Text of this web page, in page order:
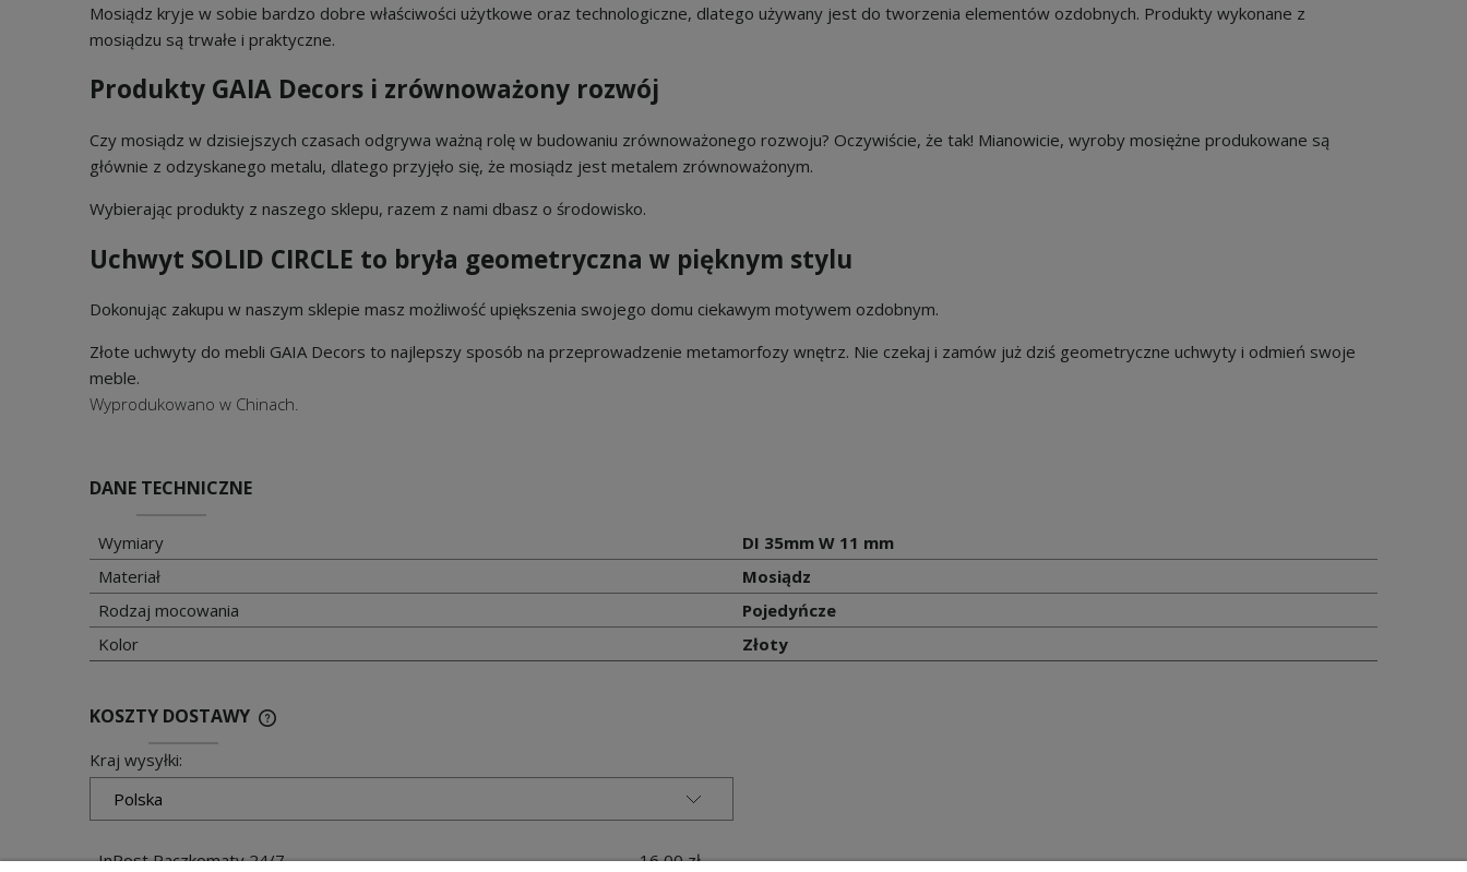
Mosiądz kryje w sobie bardzo dobre właściwości użytkowe oraz technologiczne, dlatego używany jest do tworzenia elementów ozdobnych. Produkty wykonane z
mosiądzu są trwałe i praktyczne.
Produkty GAIA Decors i zrównoważony rozwój
Czy mosiądz w dzisiejszych czasach odgrywa ważną rolę w budowaniu zrównoważonego rozwoju? Oczywiście, że tak! Mianowicie, wyroby mosiężne produkowane są
głównie z odzyskanego metalu, dlatego przyjęło się, że mosiądz jest metalem zrównoważonym.
Wybierając produkty z naszego sklepu, razem z nami dbasz o środowisko.
Uchwyt SOLID CIRCLE to bryła geometryczna w pięknym stylu
Dokonując zakupu w naszym sklepie masz możliwość upiększenia swojego domu ciekawym motywem ozdobnym.
Złote uchwyty do mebli GAIA Decors to najlepszy sposób na przeprowadzenie metamorfozy wnętrz. Nie czekaj i zamów już dziś geometryczne uchwyty i odmień swoje
meble.
Wyprodukowano w Chinach.
DANE TECHNICZNE
Wymiary
DI 35mm W 11 mm
Materiał
Mosiądz
Rodzaj mocowania
Pojedyńcze
Kolor
Złoty
KOSZTY DOSTAWY
Kraj wysyłki:
InPost Paczkomaty 24/7 16,00 zł